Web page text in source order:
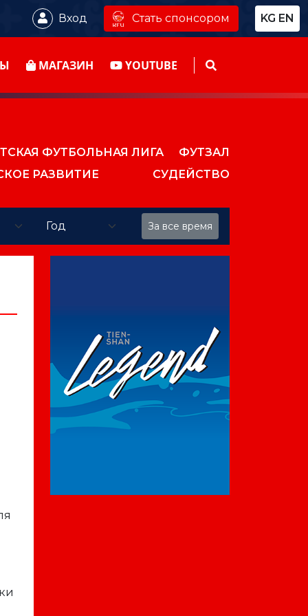
Вход Стать спонсором KG EN
МАГАЗИН YOUTUBE
ФУТБОЛЬНАЯ ЛИГА
ФУТЗАЛ
РАЗВИТИЕ
СУДЕЙСТВО
За все время